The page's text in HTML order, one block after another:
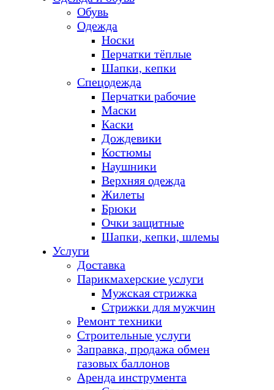
Обувь
Одежда
Носки
Перчатки тёплые
Шапки, кепки
Спецодежда
Перчатки рабочие
Маски
Каски
Дождевики
Костюмы
Наушники
Верхняя одежда
Жилеты
Брюки
Очки защитные
Шапки, кепки, шлемы
Услуги
Доставка
Парикмахерские услуги
Мужская стрижка
Стрижки для мужчин
Ремонт техники
Строительные услуги
Заправка, продажа обмен
газовых баллонов
Аренда инструмента